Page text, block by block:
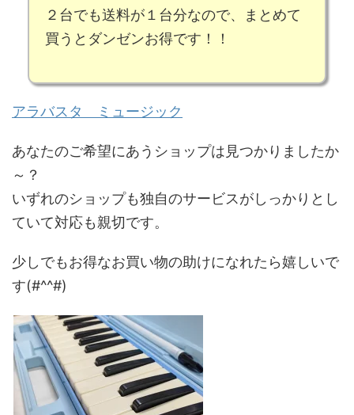
２台でも送料が１台分なので、まとめて
買うとダンゼンお得です！！
アラバスタ ミュージック
あなたのご希望にあうショップは見つかりましたか
～？
いずれのショップも独自のサービスがしっかりとし
ていて対応も親切です。
少しでもお得なお買い物の助けになれたら嬉しいで
す(#^^#)